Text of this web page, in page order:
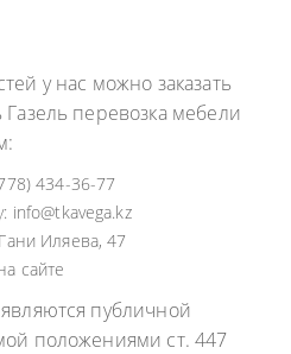
у нас можно заказать
перевозка мебели
434-36-77
info@tkavega.kz
Иляева, 47
сайте
публичной
положениями ст. 447